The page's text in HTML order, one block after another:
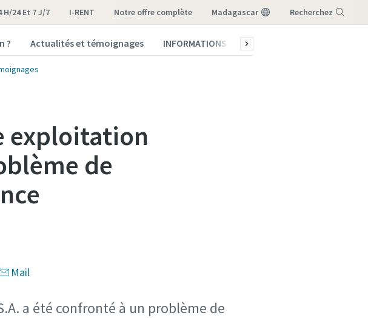
24 Et 7 J/7 I-RENT notre offre complète Madagascar Recherchez
? Actualités et témoignages INFORMATIONS Qui sommes-nous ?
exploitation
de
Mail
a été confronté à un problème de